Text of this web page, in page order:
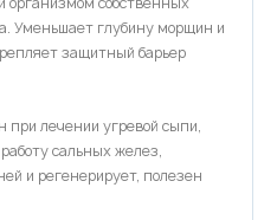
Уменьшает глубину морщин и
защитный барьер
при лечении угревой сыпи,
сальных желез,
и регенерирует, полезен